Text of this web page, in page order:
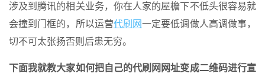
涉及到腾讯的相关业务，你在人家的屋檐下不低头很容易就
会撞到门框的，所以运营代刷网一定要低调做人高调做事，
切不可太张扬否则后患无穷。
下面我就教大家如何把自己的代刷网网址变成二维码进行宣